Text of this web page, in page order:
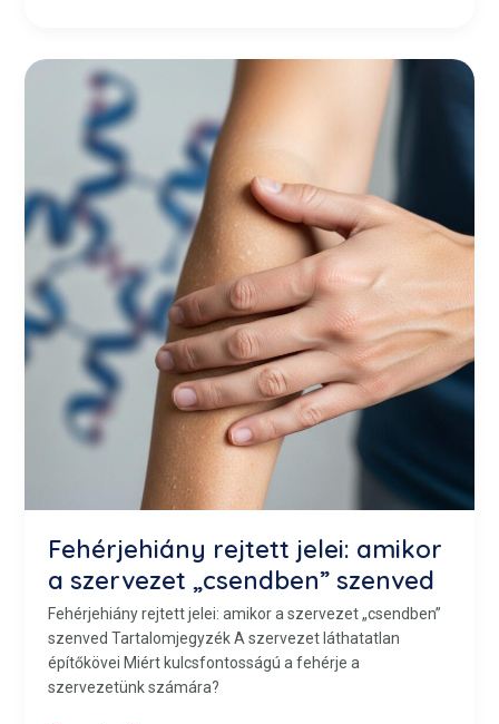
Fehérjehiány rejtett jelei: amikor
a szervezet „csendben” szenved
Fehérjehiány rejtett jelei: amikor a szervezet „csendben”
szenved Tartalomjegyzék A szervezet láthatatlan
építőkövei Miért kulcsfontosságú a fehérje a
szervezetünk számára?
Fehérjehiány
amikor
szervezet
„csendben”
szenved